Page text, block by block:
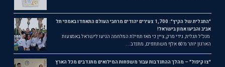
"התגלית של הקיץ": 1,700 צעירים יהודים מרחבי העולם התאחדו באמפי תל
אביב והביעו אמון בישראל!
מנכ"ל תגלית, גידי מרק, ציין כי מאז תחילת המלחמה הגיעו לישראל באמצעות
הארגון יותר מ־60 אלף משתתפים, מתנדב...
"צו קיפול" – מהלך ההתנדבות עבור משפחות המילואים מתנדבים מכל הארץ